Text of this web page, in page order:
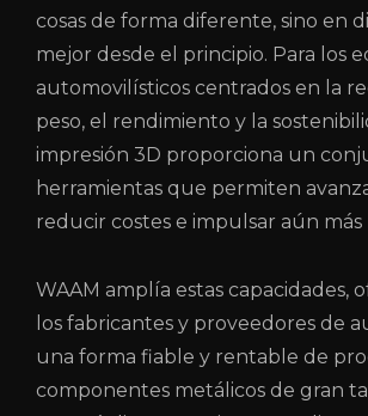
cosas de forma diferente, sino en
mejor desde el principio. Para los
automovilísticos centrados en la
peso, el rendimiento y la
impresión 3D proporciona un
herramientas que permiten
reducir costes e impulsar aún más
WAAM amplía estas capacidades,
los fabricantes y proveedores de
una forma fiable y rentable de
componentes metálicos de gran